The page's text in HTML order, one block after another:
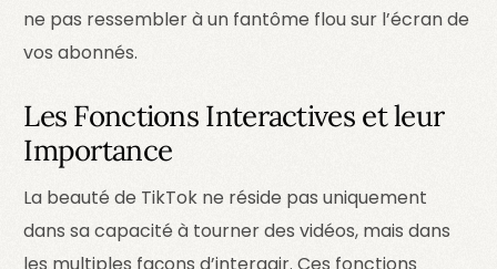
ne pas ressembler à un fantôme flou sur l’écran de
vos abonnés.
Les Fonctions Interactives et leur
Importance
La beauté de TikTok ne réside pas uniquement
dans sa capacité à tourner des vidéos, mais dans